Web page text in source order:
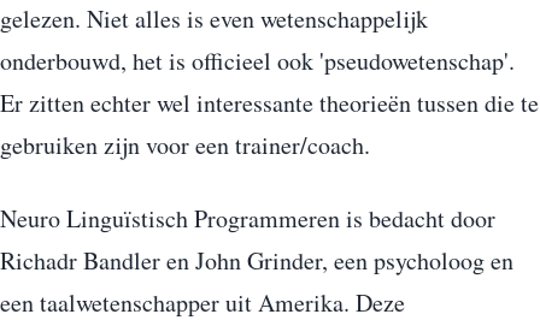
gelezen. Niet alles is even wetenschappelijk
onderbouwd, het is officieel ook 'pseudowetenschap'.
Er zitten echter wel interessante theorieën tussen die te
gebruiken zijn voor een trainer/coach.
Neuro Linguïstisch Programmeren is bedacht door
Richadr Bandler en John Grinder, een psycholoog en
een taalwetenschapper uit Amerika. Deze